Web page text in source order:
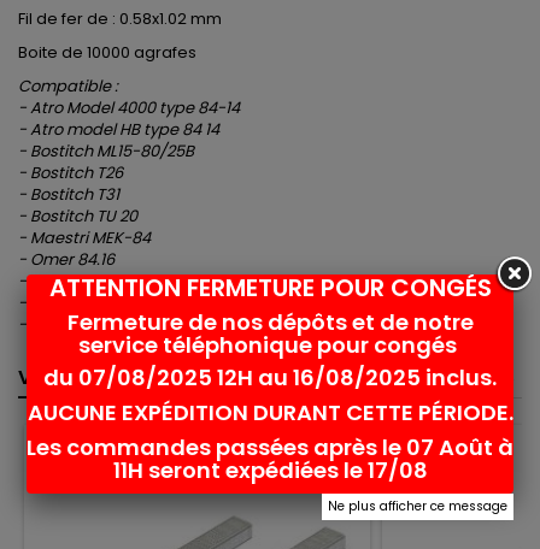
Fil de fer de : 0.58x1.02 mm
Boite de 10000 agrafes
Compatible :
- Atro Model 4000 type 84-14
- Atro model HB type 84 14
- Bostitch ML15-80/25B
- Bostitch T26
- Bostitch T31
- Bostitch TU 20
- Maestri MEK-84
- Omer 84.16
- Omer 84.16 SL
- Omer 84.16 V
- Omer 84.16.1L
VOUS POURRIEZ AUSSI AIMER <
favorite_border
ATTENTION FERMETURE POUR CONGÉS
Fermeture de nos dépôts et de notre
service téléphonique pour congés
du 07/08/2025 12H au 16/08/2025 inclus.
AUCUNE EXPÉDITION DURANT CETTE PÉRIODE.
Les commandes passées après le 07 Août à
11H seront expédiées le 17/08
Ne plus afficher ce message